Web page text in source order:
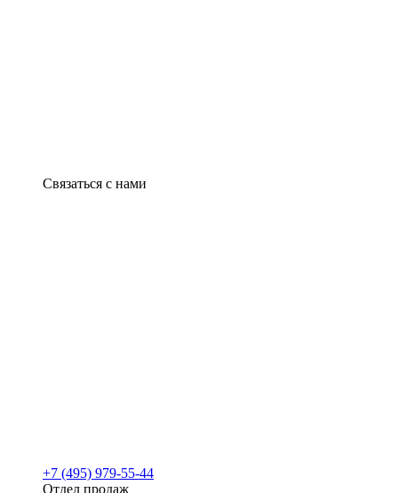
Связаться с нами
+7 (495) 979-55-44
Отдел продаж